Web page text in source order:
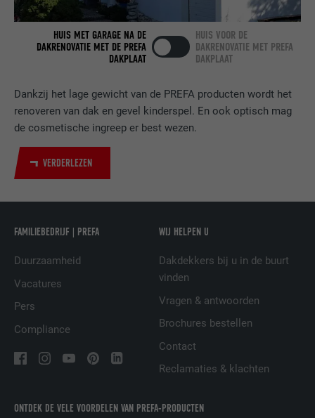
Dankzij het lage gewicht van de PREFA producten wordt het
renoveren van dak en gevel kinderspel. En ook optisch mag
de cosmetische ingreep er best wezen.
VERDERLEZEN
HUIS MET GARAGE NA DE
DAKRENOVATIE MET DE PREFA
DAKPLAAT
HUIS VOOR DE
DAKRENOVATIE MET PREFA
DAKPLAAT
ONTDEK DE VELE VOORDELEN VAN PREFA-PRODUCTEN
FAMILIEBEDRIJF | PREFA
Duurzaamheid
Vacatures
Pers
Compliance
WIJ HELPEN U
Dakdekkers bij u in de buurt
vinden
Vragen & antwoorden
Brochures bestellen
Contact
Reclamaties & klachten
DOEL
Gebruikt door de socialnetworking-dienst
LinkedIn voor het volgen van het gebruik
van ingebedde diensten.
NAAM UserMatchHistory
DOEL
Wordt gebruikt om bezoekers op meerdere
voorkeuren van de bezoeker relevante
AANBIEDER
VERVALTIJD 1 dag
DOEL
LinkedIn voor het volgen van het gebruik